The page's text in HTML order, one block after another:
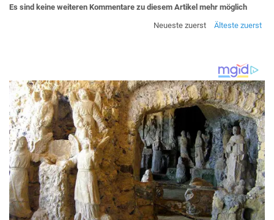
Es sind keine weiteren Kommentare zu diesem Artikel mehr möglich
Neueste zuerst
Älteste zuerst